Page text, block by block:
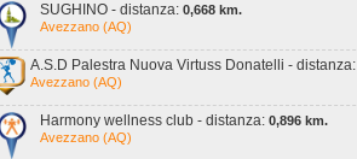
SUGHINO - distanza: 0,668 km.
Avezzano (AQ)
A.S.D Palestra Nuova Virtuss Donatelli - distanza:
Avezzano (AQ)
Harmony wellness club - distanza: 0,896 km.
Avezzano (AQ)